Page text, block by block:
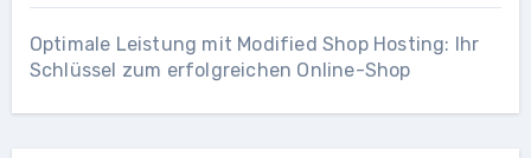
Optimale Leistung mit Modified Shop Hosting: Ihr
Schlüssel zum erfolgreichen Online-Shop